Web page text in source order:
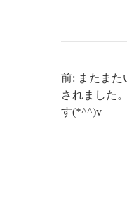
前: またまた
されました
す(*^^)v